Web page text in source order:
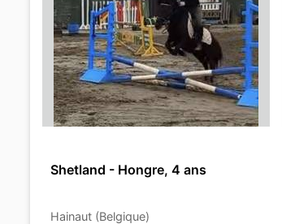
Shetland - Hongre, 4 ans
Hainaut (Belgique)